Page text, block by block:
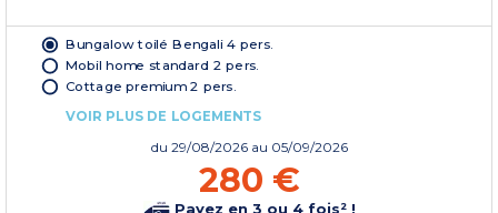
Bungalow toilé Bengali 4 pers.
Mobil home standard 2 pers.
Cottage premium 2 pers.
VOIR PLUS DE LOGEMENTS
du 29/08/2026 au 05/09/2026
280 €